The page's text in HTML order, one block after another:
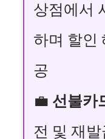
상점에서
하며 할인
공
💼 선불카
전 및 재발